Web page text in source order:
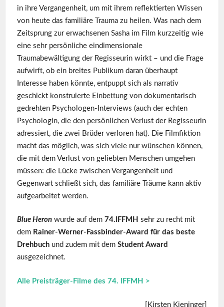
in ihre Vergangenheit, um mit ihrem reflektierten Wissen
von heute das familiäre Trauma zu heilen. Was nach dem
Zeitsprung zur erwachsenen Sasha im Film kurzzeitig wie
eine sehr persönliche eindimensionale
Traumabewältigung der Regisseurin wirkt – und die Frage
aufwirft, ob ein breites Publikum daran überhaupt
Interesse haben könnte, entpuppt sich als narrativ
geschickt konstruierte Einbettung von dokumentarisch
gedrehten Psychologen-Interviews (auch der echten
Psychologin, die den persönlichen Verlust der Regisseurin
adressiert, die zwei Brüder verloren hat). Die Filmfiktion
macht das möglich, was sich viele nur wünschen können,
die mit dem Verlust von geliebten Menschen umgehen
müssen: die Lücke zwischen Vergangenheit und
Gegenwart schließt sich, das familiäre Träume kann aktiv
aufgearbeitet werden.
Blue Heronwurde auf dem 74.IFFMH sehr zu recht mit
dem Rainer-Werner-Fassbinder-Award für das beste
Drehbuchund zudem mit dem Student Award
ausgezeichnet.
Alle Preisträger-Filme des 74. IFFMH >
[Kirsten Kieninger]